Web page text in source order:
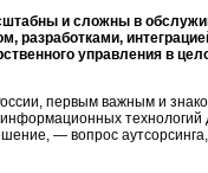
и сложны в
разработками,
управления в
первым важным и
информационных
— вопрос